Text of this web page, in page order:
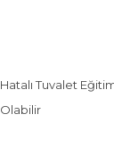
Hatalı Tuvalet
Olabilir